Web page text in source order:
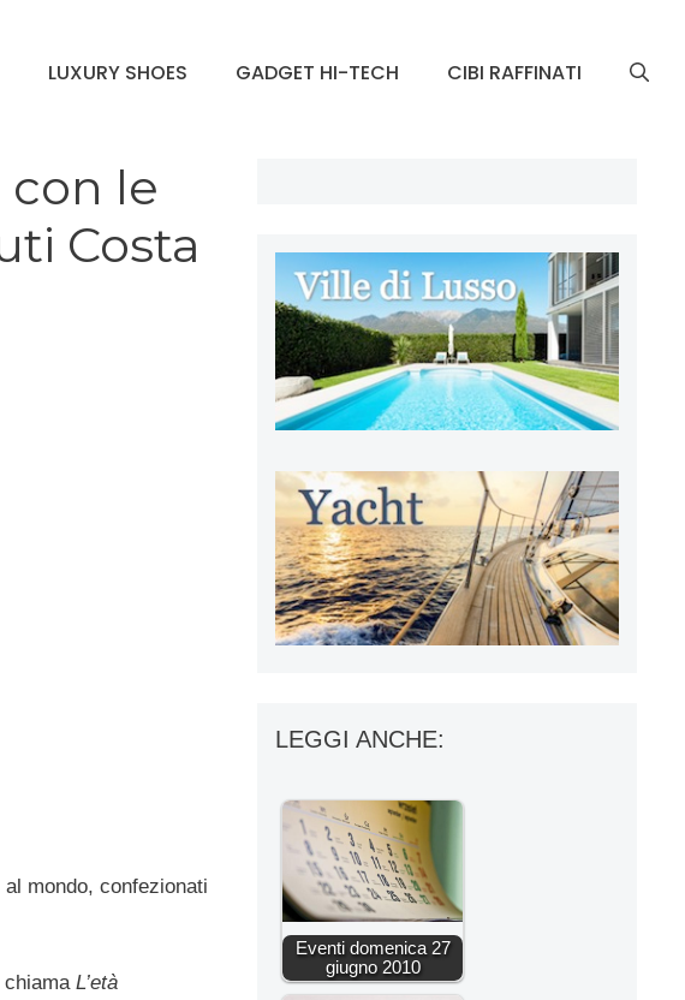
LUXURY SHOES GADGET HI-TECH CIBI RAFFINATI
con le
Costa
mondo, confezionati
L’età
LEGGI ANCHE:
Eventi domenica 27
giugno 2010